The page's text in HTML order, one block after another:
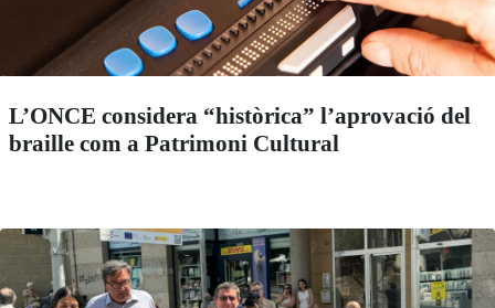
L’ONCE considera “històrica” l’aprovació del
braille com a Patrimoni Cultural